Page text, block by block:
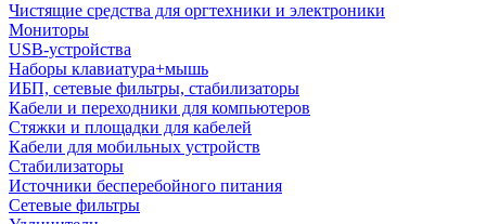
Чистящие средства для оргтехники и электроники
Мониторы
USB-устройства
Наборы клавиатура+мышь
ИБП, сетевые фильтры, стабилизаторы
Кабели и переходники для компьютеров
Стяжки и площадки для кабелей
Кабели для мобильных устройств
Стабилизаторы
Источники бесперебойного питания
Сетевые фильтры